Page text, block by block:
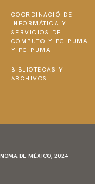
COORDINACIÓ DE
INFORMÁTICA Y
SERVICIOS DE
CÓMPUTO Y PC PUMA
Y PC PUMA
BIBLIOTECAS Y
ARCHIVOS
DE MÉXICO, 2024